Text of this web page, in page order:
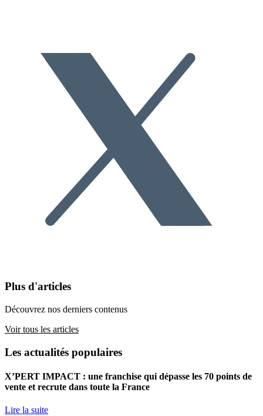
Plus d'articles
Découvrez nos derniers contenus
Voir tous les articles
Les actualités populaires
X’PERT IMPACT : une franchise qui dépasse les 70 points de
vente et recrute dans toute la France
Lire la suite